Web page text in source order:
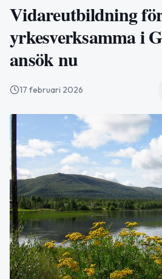
Vidareutbildning
yrkesverksamma i
ansök nu
17 februari 2026